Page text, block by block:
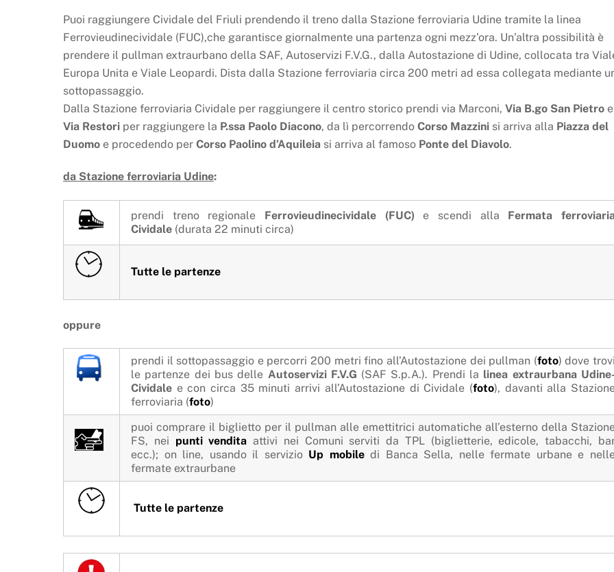
Puoi raggiungere Cividale del Friuli prendendo il treno dalla Stazione ferroviaria Udine tramite la linea
Ferrovieudinecividale (FUC),che garantisce giornalmente una partenza ogni mezz’ora. Un’altra possibilità è
prendere il pullman extraurbano della SAF, Autoservizi F.V.G., dalla Autostazione di Udine, collocata tra
Europa Unita e Viale Leopardi. Dista dalla Stazione ferroviaria circa 200 metri ad essa collegata mediante
sottopassaggio.
Dalla Stazione ferroviaria Cividale per raggiungere il centro storico prendi via Marconi, Via B.go San Pietro e
Via Restori per raggiungere la P.ssa Paolo Diacono, da lì percorrendo Corso Mazzini si arriva alla Piazza del
Duomo e procedendo per Corso Paolino d’Aquileia si arriva al famoso Ponte del Diavolo.
da Stazione ferroviaria Udine:
prendi treno regionale Ferrovieudinecividale (FUC) e scendi alla Fermata
Cividale (durata 22 minuti circa)
Tutte le partenze
oppure
prendi il sottopassaggio e percorri 200 metri fino all’Autostazione dei pullman (foto) dove
le partenze dei bus delle Autoservizi F.V.G (SAF S.p.A.). Prendi la linea extraurbana
Cividale e con circa 35 minuti arrivi all’Autostazione di Cividale (foto), davanti alla
ferroviaria (foto)
puoi comprare il biglietto per il pullman alle emettitrici automatiche all’esterno della
FS, nei punti vendita attivi nei Comuni serviti da TPL (biglietterie, edicole, tabacchi,
ecc.); on line, usando il servizio Up mobiledi Banca Sella, nelle fermate urbane e
fermate extraurbane
Tutte le partenze